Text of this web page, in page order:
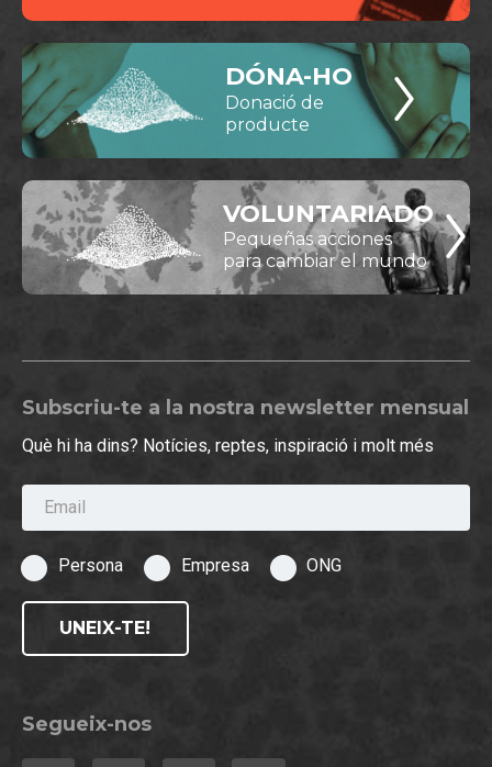
DÓNA-HO
Donació de
producte
VOLUNTARIADO
Pequeñas acciones
para cambiar el mundo
Subscriu-te a la nostra newsletter mensual
Què hi ha dins? Notícies, reptes, inspiració i molt més
Email
Persona Empresa ONG
UNEIX-TE!
Segueix-nos